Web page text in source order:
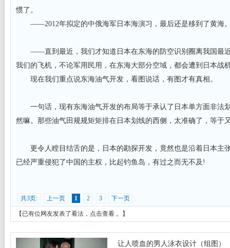
惯了。
——2012年拟定的中俄海军日本海演习，最后还是移到了黄海
——直到最近，我们才知道日本在东海的防空识别圈离我国最近
我们的飞机，不论军用民用，在东海大部分空域，都会遭到日本战
现在我们重点说东海油气开发，看图说话，有图才有真相。
一句话，现有东海油气开发的布局等于承认了日本单方面非法
然嘛。那些油气田规规矩矩排在日本划线的西侧，太准确了，等于
更令人瞠目结舌的是，日本的勘探开发，竟然也是沿着日本主
已经严重侵犯了中国的主权，比起钓鱼岛，有过之而无不及!
共3页: 上一页 1 2 3 下一页
【已有位网友发表了看法， 点击查看 。】
让人喷血的男人泳衣设计（组图）